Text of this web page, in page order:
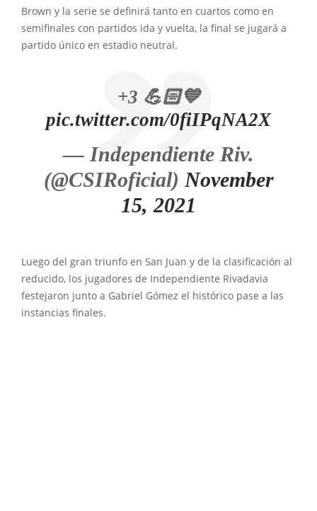
Brown y la serie se definirá tanto en cuartos como en
semifinales con partidos ida y vuelta, la final se jugará a
partido único en estadio neutral.
+3 💪🏻💙
pic.twitter.com/0fiIPqNA2X
— Independiente Riv.
(@CSIRoficial) November
15, 2021
Luego del gran triunfo en San Juan y de la clasificación al
reducido, los jugadores de Independiente Rivadavia
festejaron junto a Gabriel Gómez el histórico pase a las
instancias finales.